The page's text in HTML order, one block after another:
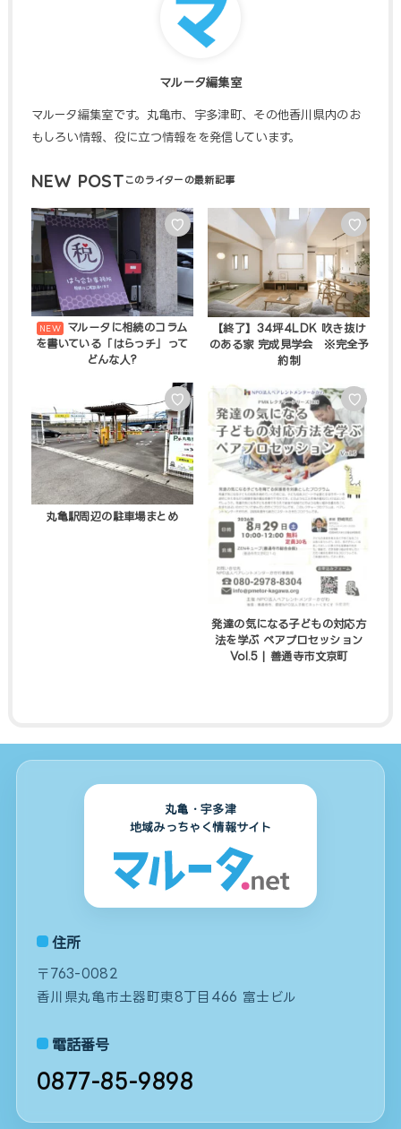
マルータ編集室
マルータ編集室です。丸亀市、宇多津町、その他香川県内のお
もしろい情報、役に立つ情報をを発信しています。
NEW POST
♡
マルータに相続のコラム
を書いている「はらっチ」って
どんな人?
♡
【終了】34坪4LDK 吹き抜け
のある家 完成見学会 ※完全予
約制
♡
丸亀駅周辺の駐車場まとめ
♡
発達の気になる子どもの対応方
法を学ぶ ペアプロセッション
Vol.5 | 善通寺市文京町
丸亀・宇多津
地域みっちゃく情報サイト
住所
〒763-0082
香川県丸亀市土器町東8丁目466 富士ビル
電話番号
0877-85-9898